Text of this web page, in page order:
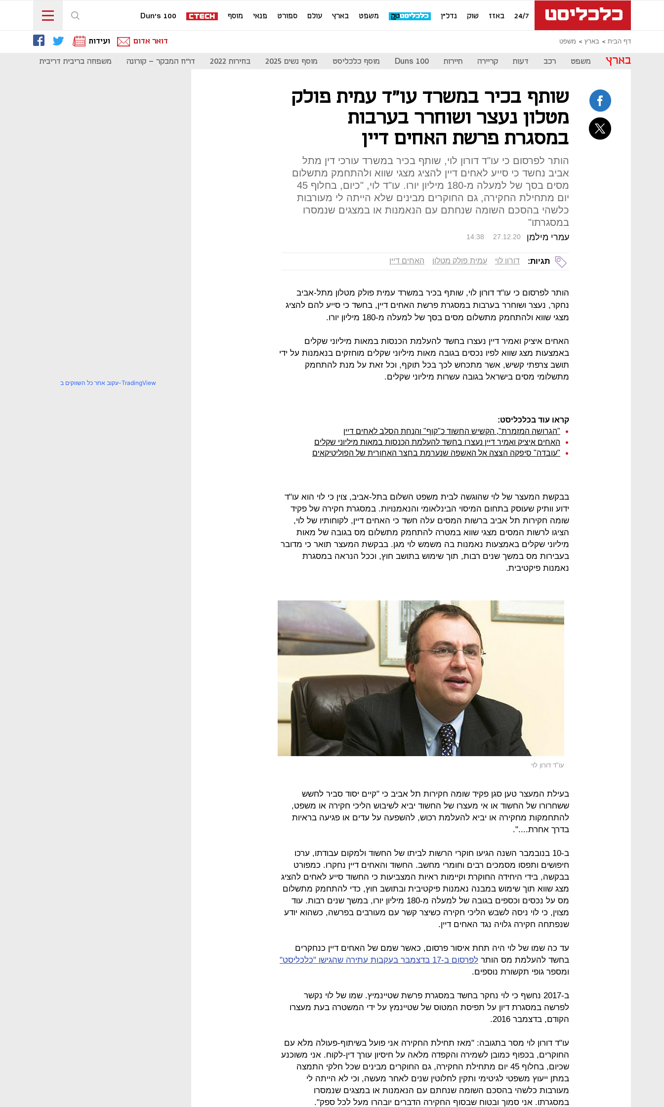
24/7 באזז שוק נדל"ן משפט בארץ עולם ספורט פנאי מוסף Dun's 100
דף הבית בארץ משפט דואר אדום ועידות
בארץ משפט רכב דעות קריירה תיירות Duns 100 מוסף כלכליסט מוסף נשים 2025 בחירות 2022 דו"ח המבקר - קורונה משפחה בריבית דריבית
שותף בכיר במשרד עו"ד עמית פולק
מטלון נעצר ושוחרר בערבות
במסגרת פרשת האחים דיין
הותר לפרסום כי עו"ד דורון לוי, שותף בכיר במשרד עורכי דין מתל
אביב נחשד כי סייע לאחים דיין להציג מצגי שווא ולהתחמק מתשלום
מסים בסך של למעלה מ-180 מיליון יורו. עו"ד לוי, "כיום, בחלוף 45
יום מתחילת החקירה, גם החוקרים מבינים שלא הייתה לי מעורבות
כלשהי בהסכם השומה שנחתם עם הנאמנות או במצגים שנמסרו
במסגרתו"
עמרי מילמן 14:38 27.12.20
תגיות: דורון לוי עמית פולק מטלון האחים דיין
הותר לפרסום כי עו"ד דורון לוי, שותף בכיר במשרד עמית פולק מטלון מתל-אביב
נחקר, נעצר ושוחרר בערבות במסגרת פרשת האחים דיין, בחשד כי סייע להם להציג
מצגי שווא ולהתחמק מתשלום מסים בסך של למעלה מ-180 מיליון יורו.
האחים איציק ואמיר דיין נעצרו בחשד להעלמת הכנסות במאות מיליוני שקלים
באמצעות מצג שווא לפיו נכסים בגובה מאות מיליוני שקלים מוחזקים בנאמנות על ידי
תושב צרפתי קשיש, אשר מתכחש לכך בכל תוקף, וכל זאת על מנת להתחמק
מתשלומי מסים בישראל בגובה עשרות מיליוני שקלים.
קראו עוד בכלכליסט:
"הגרושה המזמרת", הקשיש החשוד כ"קוף" והנחת הסלב לאחים דיין
האחים איציק ואמיר דיין נעצרו בחשד להעלמת הכנסות במאות מיליוני שקלים
"עובדה" סיפקה הצצה אל האשפה שנערמת בחצר האחורית של הפוליטיקאים
בבקשת המעצר של לוי שהוגשה לבית משפט השלום בתל-אביב, צוין כי לוי הוא עו"ד
ידוע וותיק שעוסק בתחום המיסוי הבינלאומי והנאמנויות. במסגרת חקירה של פקיד
שומה חקירות תל אביב ברשות המסים עלה חשד כי האחים דיין, לקוחותיו של לוי,
הציגו לרשות המסים מצגי שווא במטרה להתחמק מתשלום מס בגובה של מאות
מיליוני שקלים באמצעות נאמנות בה משמש לוי מגן. בבקשת המעצר תואר כי מדובר
בעבירות מס במשך שנים רבות, תוך שימוש בתושב חוץ, וככל הנראה במסגרת
נאמנות פיקטיבית.
עו"ד דורון לוי
בעילת המעצר טען סגן פקיד שומה חקירות תל אביב כי "קיים יסוד סביר לחשש
ששחרורו של החשוד או אי מעצרו של החשוד יביא לשיבוש הליכי חקירה או משפט,
להתחמקות מחקירה או יביא להעלמת רכוש, להשפעה על עדים או פגיעה בראיות
בדרך אחרת....".
ב-10 בנובמבר השנה הגיעו חוקרי הרשות לביתו של החשוד ולמקום עבודתו, ערכו
חיפושים ותפסו מסמכים רבים וחומרי מחשב. החשוד והאחים דיין נחקרו. כמפורט
בבקשה, בידי היחידה החוקרת וקיימות ראיות המצביעות כי החשוד סייע לאחים להציג
מצג שווא תוך שימוש במבנה נאמנות פיקטיבית ובתושב חוץ, כדי להתחמק מתשלום
מס על נכסים וכספים בגובה של למעלה מ-180 מיליון יורו, במשך שנים רבות. עוד
מצוין, כי לוי ניסה לשבש הליכי חקירה כשיצר קשר עם מעורבים בפרשה, כשהוא יודע
שנפתחה חקירה גלויה נגד האחים דיין.
עד כה שמו של לוי היה תחת איסור פרסום, כאשר שמם של האחים דיין כנחקרים
בחשד להעלמת מס הותר לפרסום ב-17 בדצמבר בעקבות עתירה שהגישו "כלכליסט"
ומספר גופי תקשורת נוספים.
ב-2017 נחשף כי לוי נחקר בחשד במסגרת פרשת שטיינמיץ. שמו של לוי נקשר
לפרשה במסגרת דיון על תפיסת המטוס של שטיינמץ על ידי המשטרה בעת מעצרו
הקודם, בדצמבר 2016.
עו"ד דורון לוי מסר בתגובה: "מאז תחילת החקירה אני פועל בשיתוף-פעולה מלא עם
החוקרים, בכפוף כמובן לשמירה והקפדה מלאה על חיסיון עורך דין-לקוח. אני משוכנע
שכיום, בחלוף 45 יום מתחילת החקירה, גם החוקרים מבינים שכל חלקי התמצה
במתן ייעוץ משפטי לגיטימי ותקין לחלוטין שנים לאחר מעשה, וכי לא הייתה לי
מעורבות כלשהי בהסכם השומה שנחתם עם הנאמנות או במצגים שנמסרו
במסגרתו. אני סמוך ובטוח שבסוף החקירה הדברים יובהרו מעל לכל ספק".
עקוב אחר כל השווקים ב-TradingView